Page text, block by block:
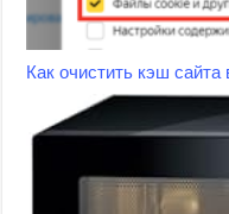
Как очистить кэш сайта